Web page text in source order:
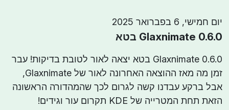
יום חמישי, 6 בפברואר 2025
Glaxnimate 0.6.0 בטא
Glaxnimate 0.6.0 בטא יצאה לאור לטובת בדיקות! עבר
זמן מה מאז ההוצאה האחרונה לאור של Glaxnimate,
אבל ברקע עבדנו קשה לגרום לכך שהמהדורה הראשונה
הזאת תחת המטרייה של KDE תקרום עור וגידים!